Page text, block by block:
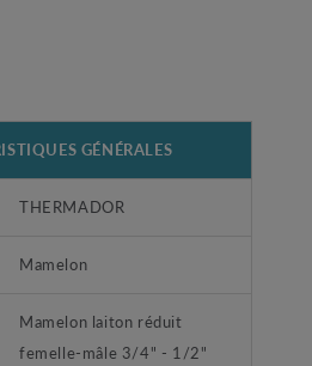
GÉNÉRALES
THERMADOR
Mamelon
Mamelon laiton réduit
femelle-mâle 3/4" - 1/2"